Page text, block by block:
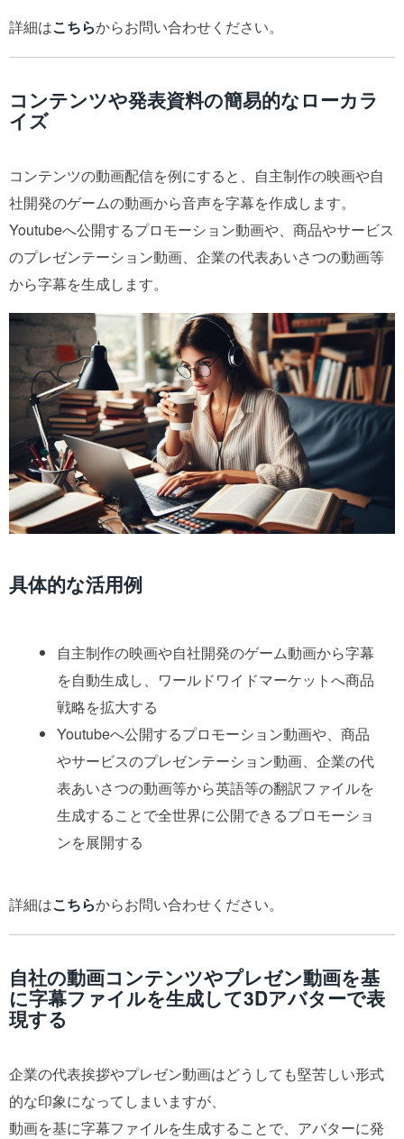
詳細はこちらからお問い合わせください。
コンテンツや発表資料の簡易的なローカラ
イズ
コンテンツの動画配信を例にすると、自主制作の映画や自
社開発のゲームの動画から音声を字幕を作成します。
Youtubeへ公開するプロモーション動画や、商品やサービス
のプレゼンテーション動画、企業の代表あいさつの動画等
から字幕を生成します。
具体的な活用例
自主制作の映画や自社開発のゲーム動画から字幕
を自動生成し、ワールドワイドマーケットへ商品
戦略を拡大する
Youtubeへ公開するプロモーション動画や、商品
やサービスのプレゼンテーション動画、企業の代
表あいさつの動画等から英語等の翻訳ファイルを
生成することで全世界に公開できるプロモーショ
ンを展開する
詳細はこちらからお問い合わせください。
自社の動画コンテンツやプレゼン動画を基
に字幕ファイルを生成して3Dアバターで表
現する
企業の代表挨拶やプレゼン動画はどうしても堅苦しい形式
的な印象になってしまいますが、
動画を基に字幕ファイルを生成することで、アバターに発